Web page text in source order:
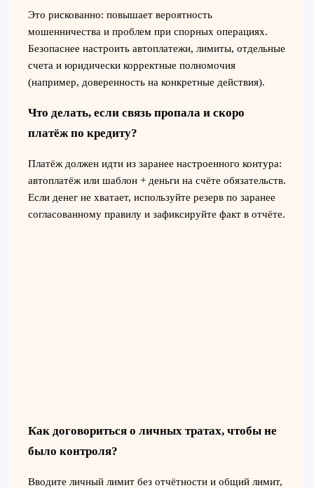
Это рискованно: повышает вероятность
мошенничества и проблем при спорных операциях.
Безопаснее настроить автоплатежи, лимиты, отдельные
счета и юридически корректные полномочия
(например, доверенность на конкретные действия).
Что делать, если связь пропала и скоро
платёж по кредиту?
Платёж должен идти из заранее настроенного контура:
автоплатёж или шаблон + деньги на счёте обязательств.
Если денег не хватает, используйте резерв по заранее
согласованному правилу и зафиксируйте факт в отчёте.
Как договориться о личных тратах, чтобы не
было контроля?
Вводите личный лимит без отчётности и общий лимит,